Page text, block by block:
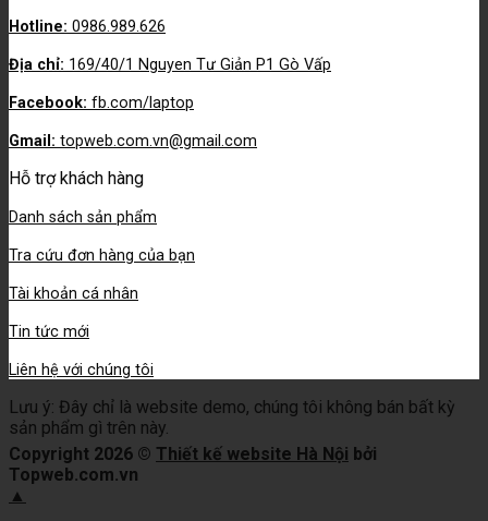
Hotline: 0986.989.626
Địa chỉ: 169/40/1 Nguyen Tư Giản P1 Gò Vấp
Facebook: fb.com/laptop
Gmail: topweb.com.vn@gmail.com
Hỗ trợ khách hàng
Danh sách sản phẩm
Tra cứu đơn hàng của bạn
Tài khoản cá nhân
Tin tức mới
Liên hệ với chúng tôi
Lưu ý: Đây chỉ là website demo, chúng tôi không bán bất kỳ
sản phẩm gì trên này.
Copyright 2026 © Thiết kế website Hà Nội bởi
Topweb.com.vn
▲